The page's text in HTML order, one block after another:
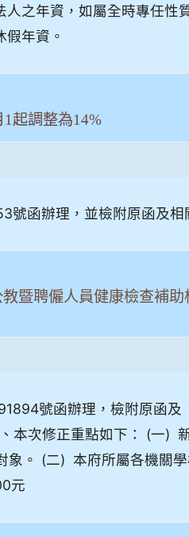
之年資，如屬全時專任性
年資。
起調整為14%
號函辦理，並檢附原函及相
暨聘僱人員健康檢查補
號函辦理，檢附原函
本次修正重點如下： (一)
象。 (二) 本府所屬各機關
元